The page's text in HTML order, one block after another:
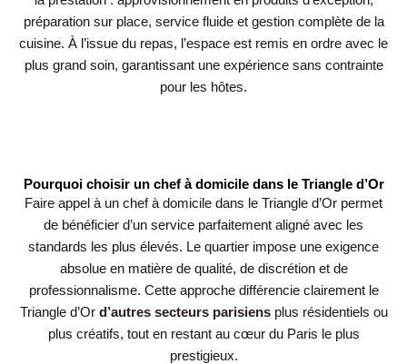
préparation sur place, service fluide et gestion complète de la
cuisine. À l’issue du repas, l’espace est remis en ordre avec le
plus grand soin, garantissant une expérience sans contrainte
pour les hôtes.
Pourquoi choisir un chef à domicile dans le Triangle d’Or
Faire appel à un chef à domicile dans le Triangle d’Or permet
de bénéficier d’un service parfaitement aligné avec les
standards les plus élevés. Le quartier impose une exigence
absolue en matière de qualité, de discrétion et de
professionnalisme. Cette approche différencie clairement le
Triangle d’Or d’autres secteurs parisiensplus résidentiels ou
plus créatifs, tout en restant au cœur du Paris le plus
prestigieux.